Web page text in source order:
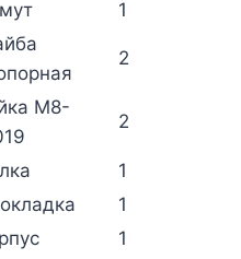
1
2
М8-
2
1
1
1